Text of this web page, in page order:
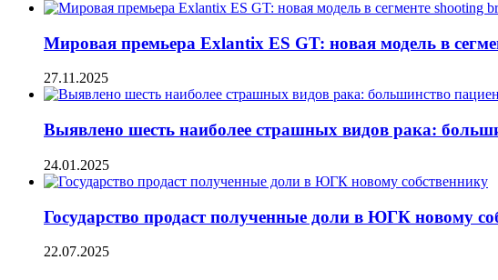
Мировая премьера Exlantix ES GT: новая модель в
27.11.2025
Выявлено шесть наиболее страшных видов рака:
24.01.2025
Государство продаст полученные доли в ЮГК новому
22.07.2025